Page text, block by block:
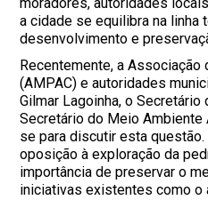
a cidade se equilibra na linha
desenvolvimento e
Recentemente, a
(AMPAC) e autoridades
Gilmar Lagoinha, o
Secretário do Meio Ambiente
se para discutir esta
oposição à exploração da
importância de preservar o
iniciativas existentes como o